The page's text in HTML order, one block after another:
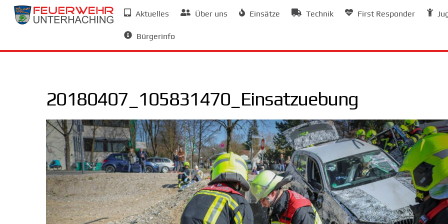
Skip
Aktuelles Über uns Einsätze Technik First Responder
Bürgerinfo
20180407_105831470_Einsatzuebung